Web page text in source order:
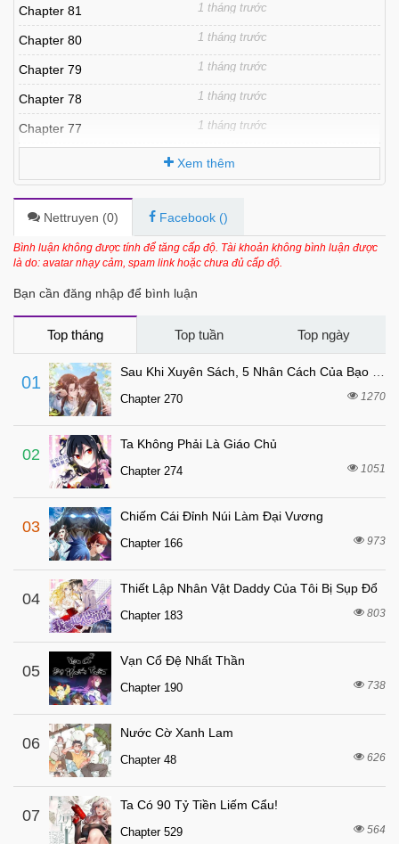
Chapter 81 1 tháng trước
Chapter 80 1 tháng trước
Chapter 79 1 tháng trước
Chapter 78 1 tháng trước
Chapter 77 1 tháng trước
Chapter 75 5 tháng trước
Chapter 74 5 tháng trước
Chapter 73 5 tháng trước
6 tháng trước
Chapter 70 6 tháng trước
Chapter 69
Chapter 68
Chapter 67
Chapter 66 6 tháng trước
Chapter 65
Chapter 64
Chapter 63
Chapter 62 6 tháng trước
Chapter 61 6 tháng trước
Chapter 60
Chapter 59 6 tháng trước
Chapter 58
Chapter 57 6 tháng trước
Chapter 56
Chapter 55
Chapter 54 6 tháng trước
Chapter 53
Xem thêm
Nettruyen (0) Facebook ()
Bình luận không được tính để tăng cấp độ. Tài khoản không bình luận được
là do: avatar nhạy cảm, spam link hoặc chưa đủ cấp độ.
Bạn cần đăng nhập để bình luận
Top tháng Top tuần Top ngày
01
Chapter 270 1270
02
Ta Không Phải Là Giáo Chủ
Chapter 274 1051
03
Chiếm Cái Đỉnh Núi Làm Đại Vương
Chapter 166 973
04
Thiết Lập Nhân Vật Daddy Của Tôi Bị Sụp Đổ
Chapter 183 803
05
Vạn Cổ Đệ Nhất Thần
Chapter 190 738
06
Nước Cờ Xanh Lam
Chapter 48 626
07
Ta Có 90 Tỷ Tiền Liếm Cẩu!
Chapter 529 564